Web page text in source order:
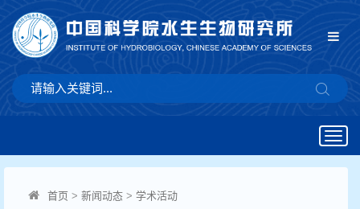
首页 > 新闻动态 > 学术活动